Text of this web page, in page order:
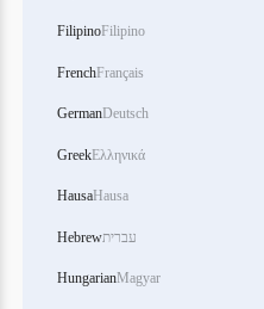
FilipinoFilipino
FrenchFrançais
GermanDeutsch
GreekΕλληνικά
HausaHausa
Hebrewעברית
HungarianMagyar